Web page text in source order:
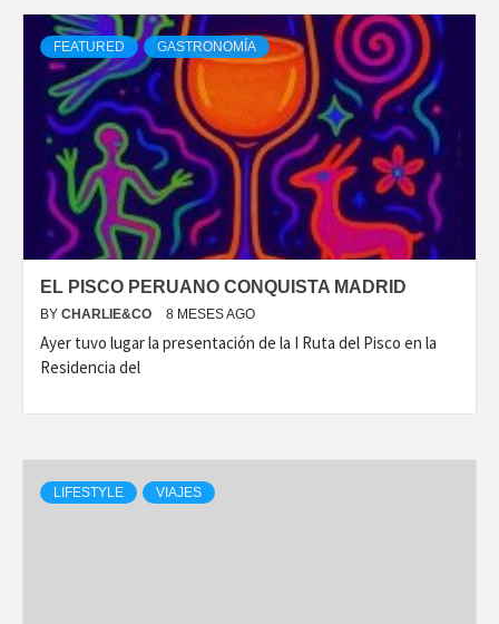
FEATURED GASTRONOMÍA
EL PISCO PERUANO CONQUISTA MADRID
BY CHARLIE&CO 8 MESES AGO
Ayer tuvo lugar la presentación de la I Ruta del Pisco en la
Residencia del
LIFESTYLE VIAJES